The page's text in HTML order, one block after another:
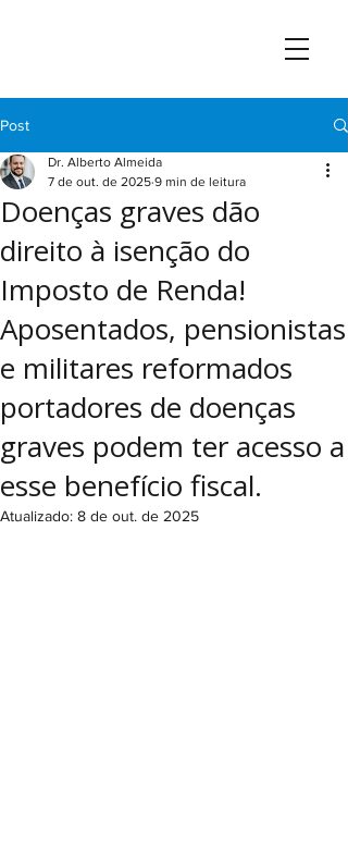
Post
Doenças graves dão
direito à isenção do
Imposto de Renda!
Aposentados, pensionistas
e militares reformados
portadores de doenças
graves podem ter acesso a
esse benefício fiscal.
Dr. Alberto Almeida
7 de out. de 2025 9 min de leitura
Atualizado: 8 de out. de 2025